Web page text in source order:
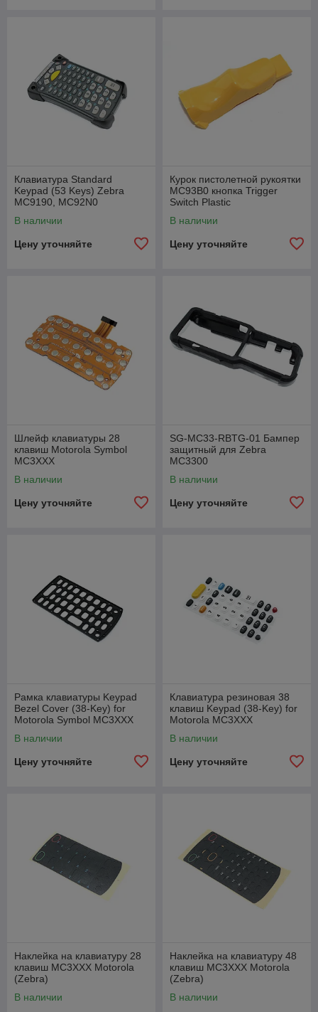
Клавиатура Standard
Keypad (53 Keys) Zebra
MC9190, MC92N0
В наличии
Цену уточняйте
Курок пистолетной рукоятки
MC93B0 кнопка Trigger
Switch Plastic
В наличии
Цену уточняйте
Шлейф клавиатуры 28
клавиш Motorola Symbol
MC3XXX
В наличии
Цену уточняйте
SG-MC33-RBTG-01 Бампер
защитный для Zebra
MC3300
В наличии
Цену уточняйте
Рамка клавиатуры Keypad
Bezel Cover (38-Key) for
Motorola Symbol MC3XXX
В наличии
Цену уточняйте
Клавиатура резиновая 38
клавиш Keypad (38-Key) for
Motorola MC3XXX
В наличии
Цену уточняйте
Наклейка на клавиатуру 28
клавиш MC3XXX Motorola
(Zebra)
В наличии
Наклейка на клавиатуру 48
клавиш MC3XXX Motorola
(Zebra)
В наличии